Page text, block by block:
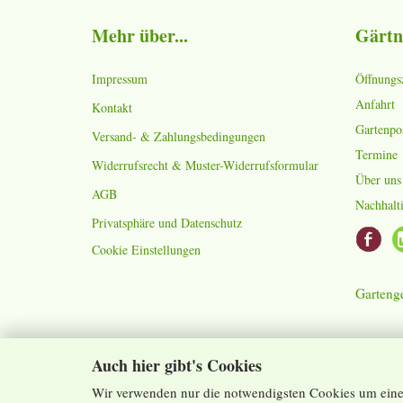
Auch hier gibt's Cookies
Wir verwenden nur die notwendigsten Cookies um
Mehr über...
Impressum
Kontakt
Versand- & Zahlungsbedingungen
Widerrufsrecht & Muster-Widerrufsformular
AGB
Privatsphäre und Datenschutz
Cookie Einstellungen
Anfahrt
Termine
Über uns